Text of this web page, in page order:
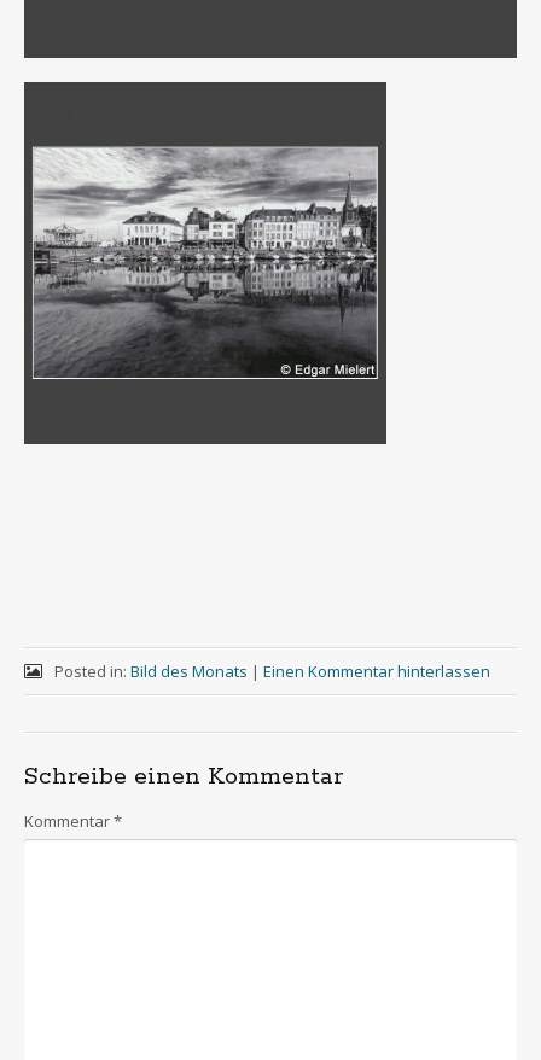
Posted in: Bild des Monats | Einen Kommentar hinterlassen
Schreibe einen Kommentar
Kommentar*